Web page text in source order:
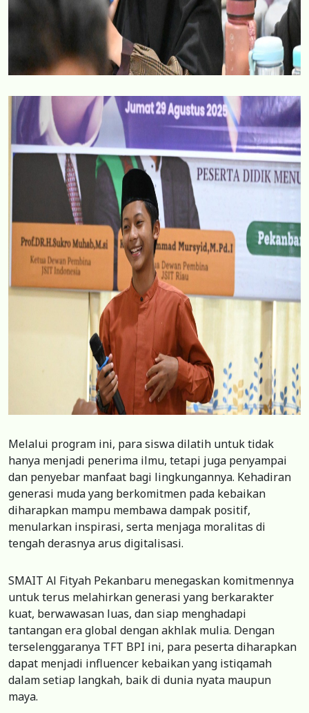
Melalui program ini, para siswa dilatih untuk tidak
hanya menjadi penerima ilmu, tetapi juga penyampai
dan penyebar manfaat bagi lingkungannya. Kehadiran
generasi muda yang berkomitmen pada kebaikan
diharapkan mampu membawa dampak positif,
menularkan inspirasi, serta menjaga moralitas di
tengah derasnya arus digitalisasi.
SMAIT Al Fityah Pekanbaru menegaskan komitmennya
untuk terus melahirkan generasi yang berkarakter
kuat, berwawasan luas, dan siap menghadapi
tantangan era global dengan akhlak mulia. Dengan
terselenggaranya TFT BPI ini, para peserta diharapkan
dapat menjadi influencer kebaikan yang istiqamah
dalam setiap langkah, baik di dunia nyata maupun
maya.